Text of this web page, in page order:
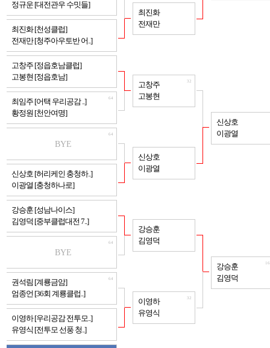
정규운 [대전관우 수밋들]
최진화 [천성클럽]
전재만 [청주아우토반 어..]
고창주 [정읍호남클럽]
고봉현 [정읍호남]
최임주 [어택 우리공감 ..]
황정원 [천안여명]
64
BYE
64
신상호 [허리케인 충청하..]
이광열 [충청하나로]
강승훈 [성남나이스]
김영덕 [중부클럽대전 7..]
BYE
64
권석림 [계룡금암]
엄종언 [36회 계룡클럽..]
64
이영하 [우리공감 전투모..]
유영식 [전투모 선풍 청..]
최진화
전재만
고창주
고봉현
32
신상호
이광열
강승훈
김영덕
이영하
유영식
32
신상호
이광열
강승훈
김영덕
16